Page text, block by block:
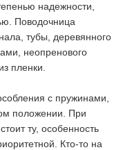
надежности,
Поводочница
тубы, деревянного
неопренового
пленки.
с пружинами,
положении. При
ту, особенность
Кто-то на